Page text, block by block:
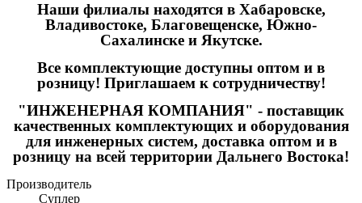
Наши филиалы находятся в Хабаровске,
Владивостоке, Благовещенске, Южно-
Сахалинске и Якутске.
Все комплектующие доступны оптом и в
розницу! Приглашаем к сотрудничеству!
"ИНЖЕНЕРНАЯ КОМПАНИЯ" - поставщик
качественных комплектующих и оборудования
для инженерных систем, доставка оптом и в
розницу на всей территории Дальнего Востока!
Производитель
Суплер